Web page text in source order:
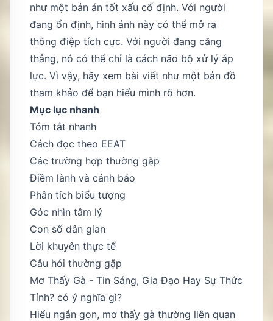
như một bản án tốt xấu cố định. Với người
đang ổn định, hình ảnh này có thể mở ra
thông điệp tích cực. Với người đang căng
thẳng, nó có thể chỉ là cách não bộ xử lý áp
lực. Vì vậy, hãy xem bài viết như một bản đồ
tham khảo để bạn hiểu mình rõ hơn.
Mục lục nhanh
Tóm tắt nhanh
Cách đọc theo EEAT
Các trường hợp thường gặp
Điềm lành và cảnh báo
Phân tích biểu tượng
Góc nhìn tâm lý
Con số dân gian
Lời khuyên thực tế
Câu hỏi thường gặp
Mơ Thấy Gà - Tin Sáng, Gia Đạo Hay Sự Thức
Tỉnh? có ý nghĩa gì?
Hiểu ngắn gọn, mơ thấy gà thường liên quan